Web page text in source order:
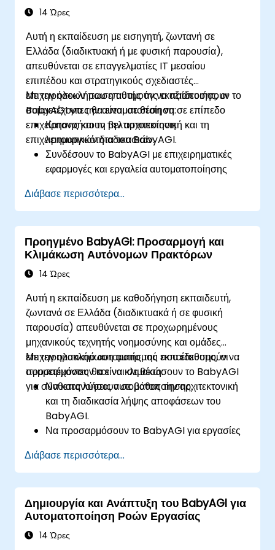
14 Ώρες
Αυτή η εκπαίδευση με εισηγητή, ζωντανή σε
Ελλάδα (διαδικτυακή ή με φυσική παρουσία),
απευθύνεται σε επαγγελματίες IT μεσαίου
επιπέδου και στρατηγικούς σχεδιαστές
επιχειρήσεων που επιθυμούν να αξιοποιήσουν το
BabyAGI για την αυτοματοποίηση σε επίπεδο
επιχείρησης και τη βελτιστοποίηση
επιχειρηματικών διαδικασιών.
Με την ολοκλήρωση αυτής της εκπαίδευσης, οι
συμμετέχοντες θα είναι σε θέση να:
Κατανοήσουν την αρχιτεκτονική και τη
λειτουργικότητα του BabyAGI.
Συνδέσουν το BabyAGI με επιχειρηματικές
εφαρμογές και εργαλεία αυτοματοποίησης
Ενσωματώσουν το BabyAGI με CRM, ERP και
εργαλεία παραγωγικότητας.
Αυτοματοποιήσουν επαναλαμβανόμενες
επιχειρηματικές εργασίες χρησιμοποιώντας
πράκτορες με τεχνητή νοημοσύνη.
Βελτιστοποιήσουν ροές εργασίας με
αποδοτικότητα.
Διασφαλίσουν την ασφάλεια, τη συμμόρφωση
και την ηθική χρήση της AI σε επιχειρηματικά
περιβάλλοντα.
Διάβασε περισσότερα...
Προηγμένο BabyAGI: Προσαρμογή και
Κλιμάκωση Αυτόνομων Πρακτόρων
14 Ώρες
Αυτή η εκπαίδευση με καθοδήγηση εκπαιδευτή,
ζωντανά σε Ελλάδα (διαδικτυακά ή σε φυσική
παρουσία) απευθύνεται σε προχωρημένους
μηχανικούς τεχνητής νοημοσύνης και ομάδες
επιχειρηματικού αυτοματισμού που επιθυμούν να
προσαρμόσουν και να κλιμακώσουν το BabyAGI
για σύνθετες λύσεις αυτοματοποίησης.
Με την ολοκλήρωση αυτής της εκπαίδευσης, οι
συμμετέχοντες θα είναι σε θέση:
Να κατανοήσουν σε βάθος την αρχιτεκτονική
και τη διαδικασία λήψης αποφάσεων του
BabyAGI.
Να προσαρμόσουν το BabyAGI για εργασίες
Να βελτιστοποιήσουν την απόδοση και τη
χρήση πόρων του BabyAGI.
Να ενσωματώσουν το BabyAGI με
επιχειρηματικά συστήματα, API και εξωτερικά
εργαλεία.
Να αναπτύξουν και να κλιμακώσουν το
Διάβασε περισσότερα...
Δημιουργία και Ανάπτυξη του BabyAGI για
Αυτοματοποίηση Ροών Εργασίας
14 Ώρες